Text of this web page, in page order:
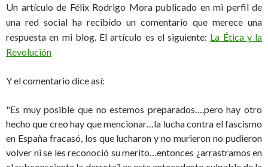
Un artículo de Félix Rodrigo Mora publicado en mi perfil de
una red social ha recibido un comentario que merece una
respuesta en mi blog. El artículo es el siguiente: La Ética y la
Revolución
Y el comentario dice así:
"Es muy posible que no estemos preparados….pero hay otro
hecho que creo hay que mencionar…la lucha contra el fascismo
en España fracasó, los que lucharon y no murieron no pudieron
volver ni se les reconoció su merito…entonces ¿arrastramos en